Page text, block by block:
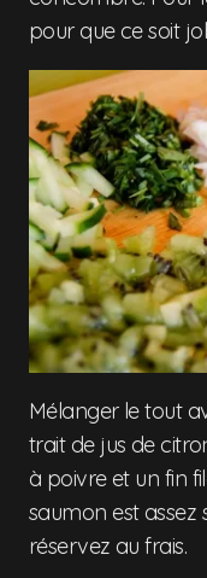
pour que ce soit
Mélanger le tout
trait de jus de
à poivre et un fin
saumon est assez
réservez au frais.